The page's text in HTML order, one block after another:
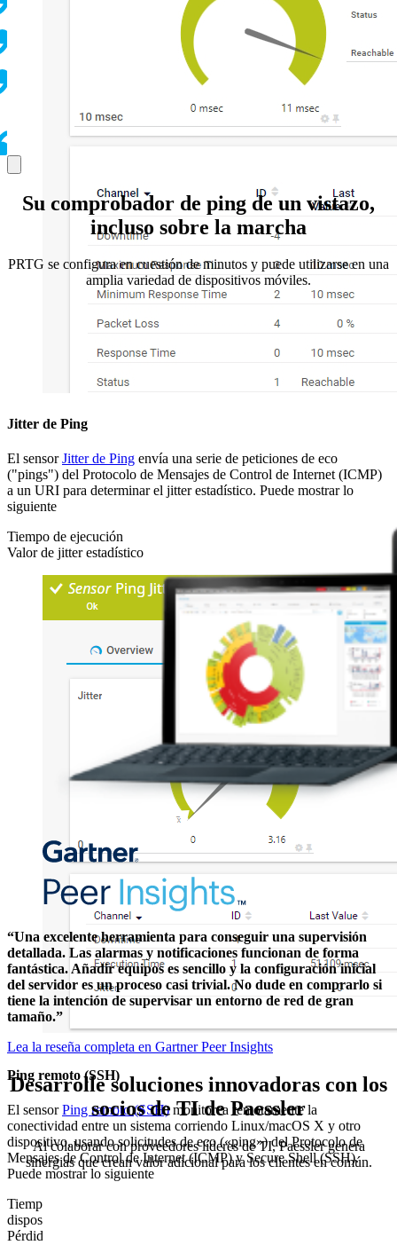
Jitter de Ping
El sensorJitter de Ping envía una serie de peticiones de eco
("pings") del Protocolo de Mensajes de Control de Internet (ICMP)
a un URI para determinar el jitter estadístico. Puede mostrar lo
siguiente
Tiempo de ejecución
Valor de jitter estadístico
Ping remoto (SSH)
El sensorPing remoto (SSH)monitorea remotamente la
conectividad entre un sistema corriendo Linux/macOS X y otro
dispositivo, usando solicitudes de eco («ping») del Protocolo de
Mensajes de Control de Internet (ICMP) y Secure Shell (SSH).
Puede mostrar lo siguiente
Tiempo de respuesta medio, mínimo y máximo medido desde el
dispositivo remoto
Pérdida de paquetes
Su comprobador de ping de un vistazo,
incluso sobre la marcha
PRTG se configura en cuestión de minutos y puede utilizarse en una
amplia variedad de dispositivos móviles.
“Una excelente herramienta para conseguir una supervisión
detallada. Las alarmas y notificaciones funcionan de forma
fantástica. Añadir equipos es sencillo y la configuración inicial
del servidor es un proceso casi trivial. No dude en comprarlo si
tiene la intención de supervisar un entorno de red de gran
tamaño.”
Lea la reseña completa en Gartner Peer Insights
Desarrolle soluciones innovadoras con los
socios de TI de Paessler
Al colaborar con proveedores líderes de TI, Paessler genera
sinergias que crean valor adicional para los clientes en común.